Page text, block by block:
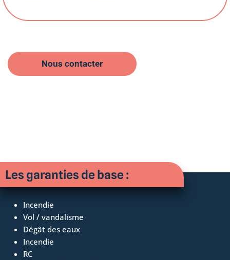
Nous contacter
Les garanties de base :
Incendie
Vol / vandalisme
Dégât des eaux
Incendie
RC